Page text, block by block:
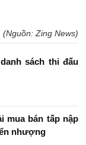
(Nguồn: Zing News)
sách thi đấu
mua bán tấp nập
nhượng